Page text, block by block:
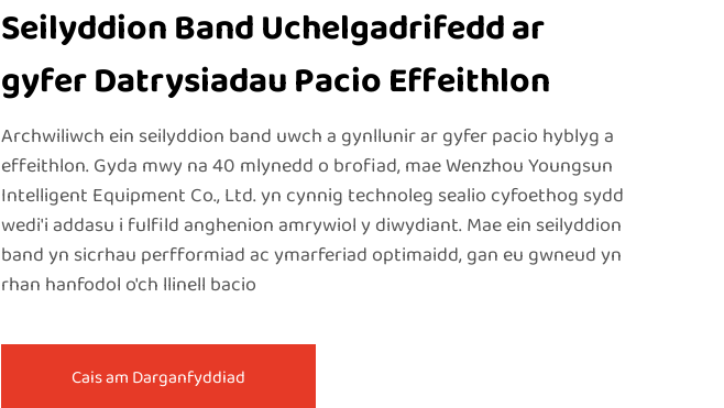
Seilyddion Band Uchelgadrifedd ar
gyfer Datrysiadau Pacio Effeithlon
Archwiliwch ein seilyddion band uwch a gynllunir ar gyfer pacio hyblyg a
effeithlon. Gyda mwy na 40 mlynedd o brofiad, mae Wenzhou Youngsun
Intelligent Equipment Co., Ltd. yn cynnig technoleg sealio cyfoethog sydd
wedi'i addasu i fulfild anghenion amrywiol y diwydiant. Mae ein seilyddion
band yn sicrhau perfformiad ac ymarferiad optimaidd, gan eu gwneud yn
rhan hanfodol o'ch llinell bacio
Cais am Darganfyddiad